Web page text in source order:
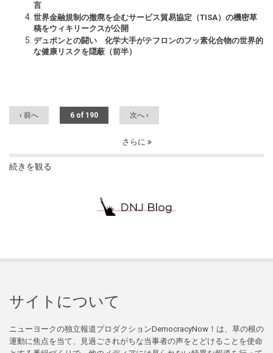
言
世界金融規制の撤廃を企むサービス貿易協定（TISA）の機密草
稿をウィキリークスが公開
デュポンとの闘い 化学大手がテフロンのフッ素化合物の世界的
な健康リスクを隠蔽（前半）
‹ 前へ 6 of 190 次へ ›
さらに
続きを観る
サイトについて
ニューヨークの独立報道プロダクションDemocracyNow！は、草の根の
運動に焦点を当て、見過ごされがちな当事者の声をとどけることを使命